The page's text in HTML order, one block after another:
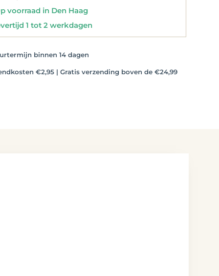
voorraad in Den Haag
1 tot 2 werkdagen
binnen 14 dagen
€2,95 | Gratis verzending boven de €24,99